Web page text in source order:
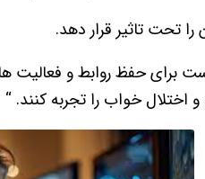
تحت تاثیر قرار دهد.
برای حفظ روابط و فعالیت
اختلال خواب را تجربه کنند. “